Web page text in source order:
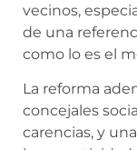
vecinos,
de una
como lo es el
La reforma
concejales
carencias, y